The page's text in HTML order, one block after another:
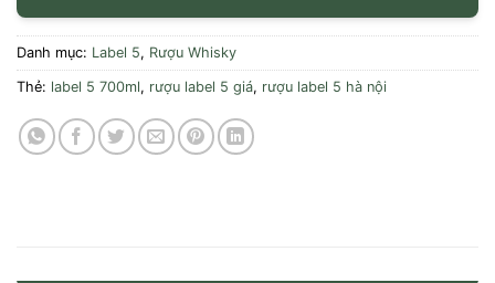
Danh mục: Label 5, Rượu Whisky
Thẻ: label 5 700ml, rượu label 5 giá, rượu label 5 hà nội